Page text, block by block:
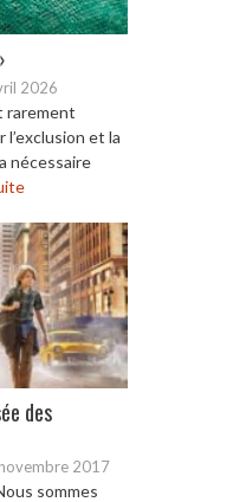
2026
rarement
et la
nécessaire
des
2017
sommes